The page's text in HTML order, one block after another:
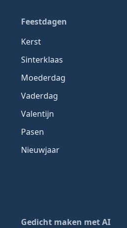
Feestdagen
Kerst
Sinterklaas
Moederdag
Vaderdag
Valentijn
Pasen
Nieuwjaar
Gedicht maken met AI